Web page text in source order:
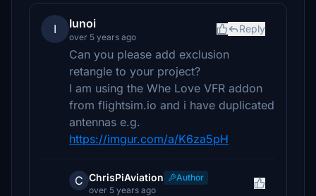
I Iunoi
over 5 years ago
Reply
Can you please add exclusion
retangle to your project?
I am using the Whe Love VFR addon
from flightsim.io and i have duplicated
antennas e.g.
https://imgur.com/a/K6za5pH
C ChrisPiAviation
Author
over 5 years ago